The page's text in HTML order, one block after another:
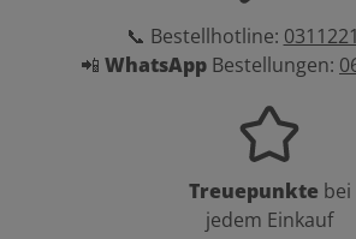
📞 Bestellhotline:
📲 WhatsApp Bestellungen:
Treuepunkte bei
jedem Einkauf